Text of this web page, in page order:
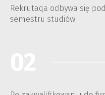
Rekrutacja odbywa się
semestru studiów.